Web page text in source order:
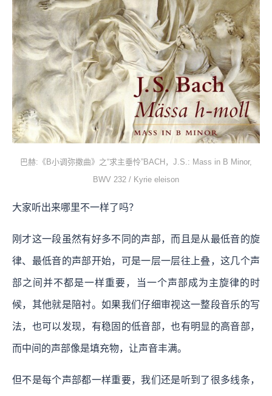
巴赫:《B小调弥撒曲》之“求主垂怜”BACH，J.S.: Mass in B Minor,
BWV 232 / Kyrie eleison
大家听出来哪里不一样了吗？
刚才这一段虽然有好多不同的声部，而且是从最低音的旋
律、最低音的声部开始，可是一层一层往上叠，这几个声
部之间并不都是一样重要，当一个声部成为主旋律的时
候，其他就是陪衬。如果我们仔细审视这一整段音乐的写
法，也可以发现，有稳固的低音部，也有明显的高音部，
而中间的声部像是填充物，让声音丰满。
但不是每个声部都一样重要，我们还是听到了很多线条，